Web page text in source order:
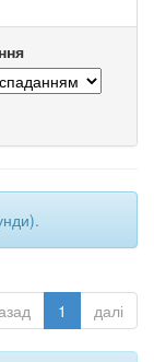
1 далі